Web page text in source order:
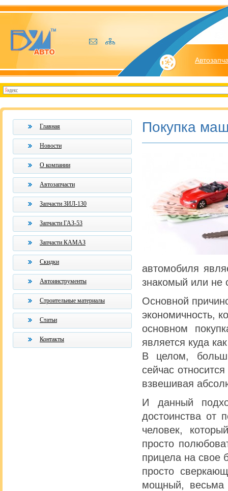
Главная
Новости
О компании
Автозапчасти
Запчасти ЗИЛ-130
Запчасти ГАЗ-53
Запчасти КАМАЗ
Скидки
Автоинструменты
Строительные материалы
Статьи
Контакты
Покупка
автомобиля
знакомый или не
Основной
экономичность,
основном
является куда
В целом,
сейчас
взвешивая
И данный
достоинства от
человек,
просто
прицела на свое
просто
мощный, весьма